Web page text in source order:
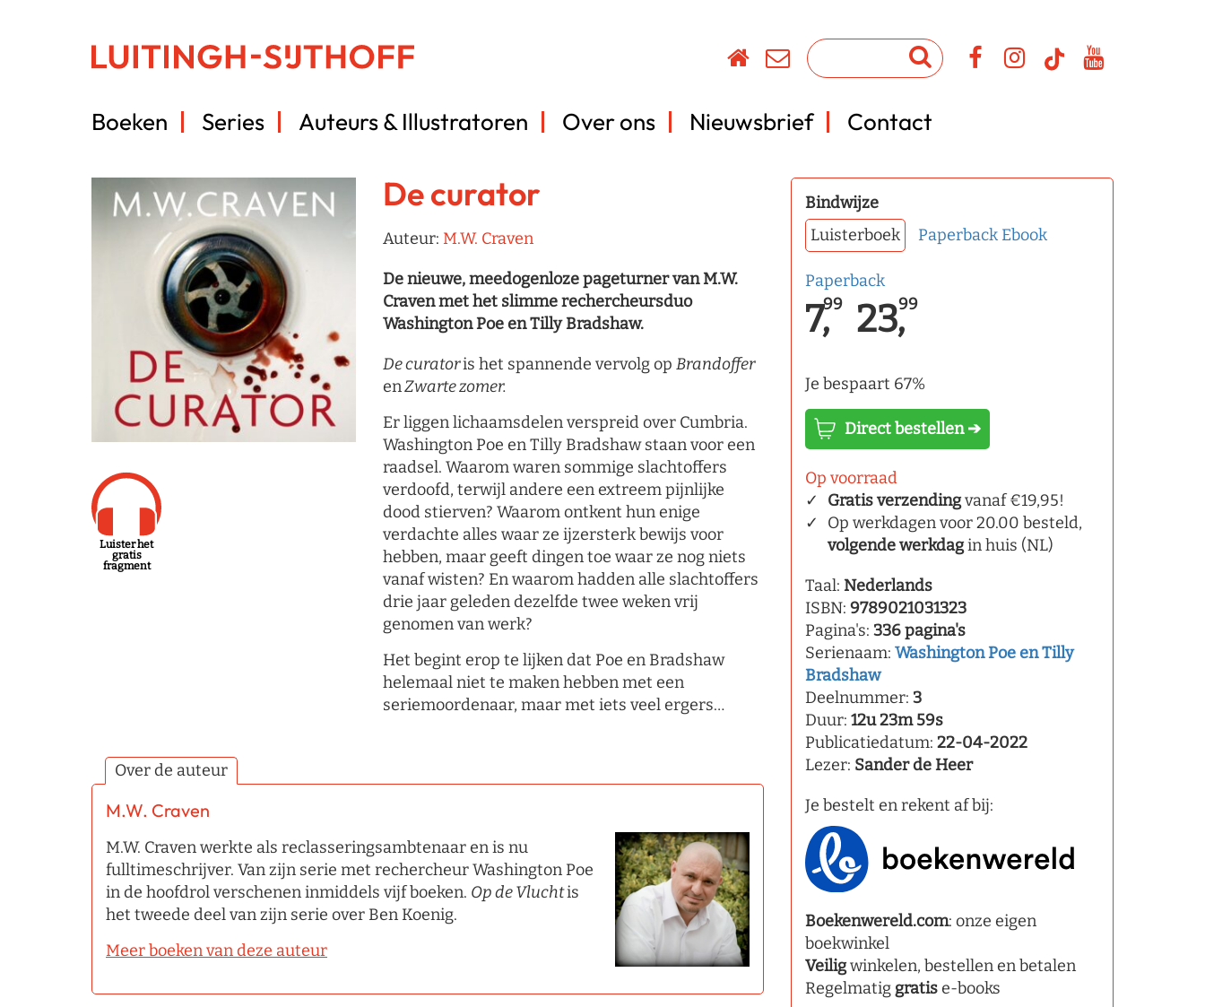
Boeken Series Auteurs & Illustratoren Over ons Nieuwsbrief Contact
Luister het
gratis
fragment
De curator
Auteur: M.W. Craven
De nieuwe, meedogenloze pageturner van M.W.
Craven met het slimme rechercheursduo
Washington Poe en Tilly Bradshaw.
De curatoris het spannende vervolg op Brandoffer
enZwarte zomer.
Er liggen lichaamsdelen verspreid over Cumbria.
Washington Poe en Tilly Bradshaw staan voor een
raadsel. Waarom waren sommige slachtoffers
verdoofd, terwijl andere een extreem pijnlijke
dood stierven? Waarom ontkent hun enige
verdachte alles waar ze ijzersterk bewijs voor
hebben, maar geeft dingen toe waar ze nog niets
vanaf wisten? En waarom hadden alle slachtoffers
drie jaar geleden dezelfde twee weken vrij
genomen van werk?
Het begint erop te lijken dat Poe en Bradshaw
helemaal niet te maken hebben met een
seriemoordenaar, maar met iets veel ergers…
Over de auteur
M.W. Craven
M.W. Craven werkte als reclasseringsambtenaar en is nu
fulltimeschrijver. Van zijn serie met rechercheur Washington Poe
in de hoofdrol verschenen inmiddels vijf boeken. Op de Vluchtis
het tweede deel van zijn serie over Ben Koenig.
Meer boeken van deze auteur
Bindwijze
Luisterboek
Paperback Ebook
Paperback
7,99 23,99
Je bespaart 67%
Direct bestellen ➔
Op voorraad
Gratis verzendingvanaf €19,95!
Op werkdagen voor 20.00 besteld,
volgende werkdagin huis (NL)
Taal: Nederlands
ISBN: 9789021031323
Pagina's: 336 pagina's
Serienaam: Washington Poe en Tilly
Bradshaw
Deelnummer: 3
Duur: 12u 23m 59s
Publicatiedatum: 22-04-2022
Lezer: Sander de Heer
Je bestelt en rekent af bij:
Boekenwereld.com: onze eigen
boekwinkel
Veiligwinkelen, bestellen en betalen
Regelmatig gratise-books